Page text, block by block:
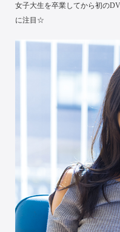
女子大生を卒業してから初の
に注目☆